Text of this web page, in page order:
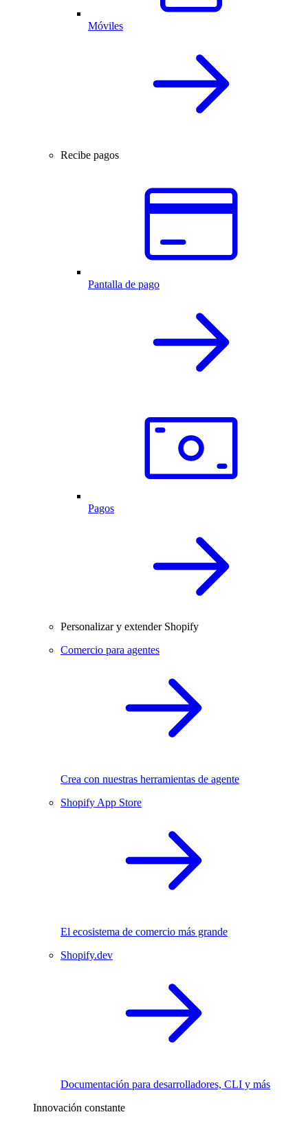
Móviles
Recibe pagos
Pantalla de pago
Pagos
Personalizar y extender Shopify
Comercio para agentes
Crea con nuestras herramientas de agente
Shopify App Store
El ecosistema de comercio más grande
Shopify.dev
Documentación para desarrolladores, CLI y más
Innovación constante